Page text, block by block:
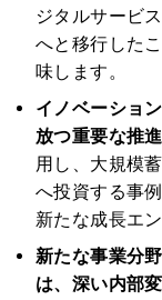
ジタルサービ
へと移行した
味します。
イノベーショ
放つ重要な推
用し、大規模
へ投資する事
新たな成長エ
新たな事業分
は、深い内部